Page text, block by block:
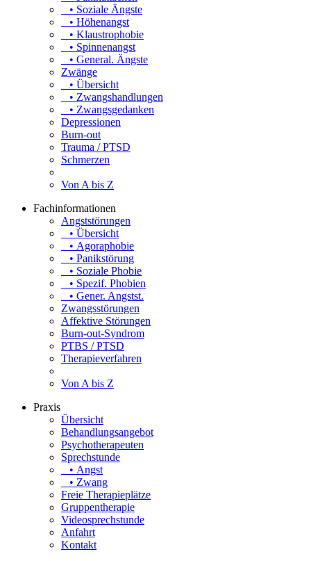
• Soziale Ängste
• Höhenangst
• Klaustrophobie
• Spinnenangst
• General. Ängste
Zwänge
• Übersicht
• Zwangshandlungen
• Zwangsgedanken
Depressionen
Burn-out
Trauma / PTSD
Schmerzen
Von A bis Z
Fachinformationen
Angststörungen
• Übersicht
• Agoraphobie
• Panikstörung
• Soziale Phobie
• Spezif. Phobien
• Gener. Angstst.
Zwangsstörungen
Affektive Störungen
Burn-out-Syndrom
PTBS / PTSD
Therapieverfahren
Von A bis Z
Praxis
Übersicht
Behandlungsangebot
Psychotherapeuten
Sprechstunde
• Angst
• Zwang
Freie Therapieplätze
Gruppentherapie
Videosprechstunde
Anfahrt
Kontakt